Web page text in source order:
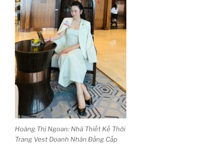
Hoàng Thị Ngoan: Nhà Thiết Kế Thời
Trang Vest Doanh Nhân Đẳng Cấp